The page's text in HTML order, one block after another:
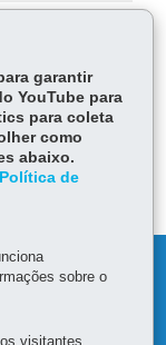
Baixar
garantir
YouTube para
para coleta
como
abaixo.
de
sobre o
visitantes